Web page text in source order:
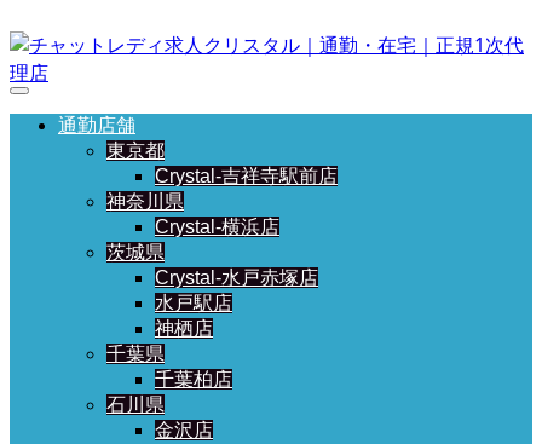
通勤店舗
東京都
Crystal-吉祥寺駅前店
神奈川県
Crystal-横浜店
茨城県
Crystal-水戸赤塚店
水戸駅店
神栖店
千葉県
千葉柏店
石川県
金沢店